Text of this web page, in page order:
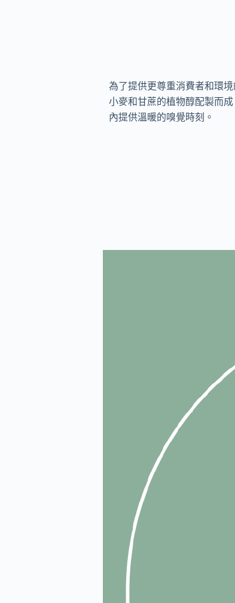
為了提供更尊重消費者和環
小麥和甘蔗的植物醇配製而
內提供溫暖的嗅覺時刻。